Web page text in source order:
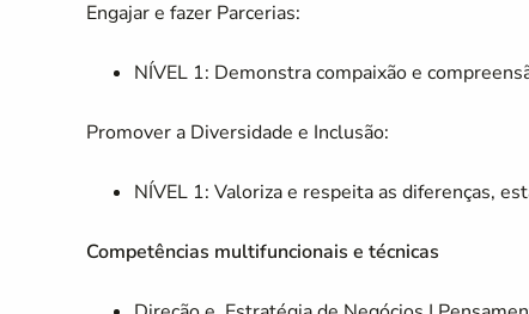
Engajar e fazer Parcerias:
NÍVEL 1: Demonstra compaixão e
Promover a Diversidade e Inclusão:
NÍVEL 1: Valoriza e respeita as diferenças,
Competências multifuncionais e técnicas